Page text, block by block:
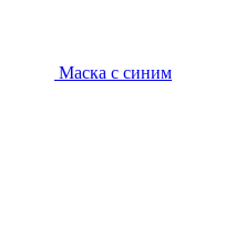
Маска с синим